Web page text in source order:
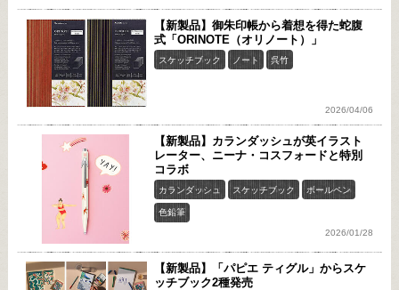
【新製品】御朱印帳から着想を得た蛇腹
式「ORINOTE（オリノート）」
スケッチブック ノート 呉竹
2026/04/06
【新製品】カランダッシュが英イラスト
レーター、ニーナ・コスフォードと特別
コラボ
カランダッシュ スケッチブック ボールペン
色鉛筆
2026/01/28
【新製品】「パピエ ティグル」からスケ
ッチブック2種発売